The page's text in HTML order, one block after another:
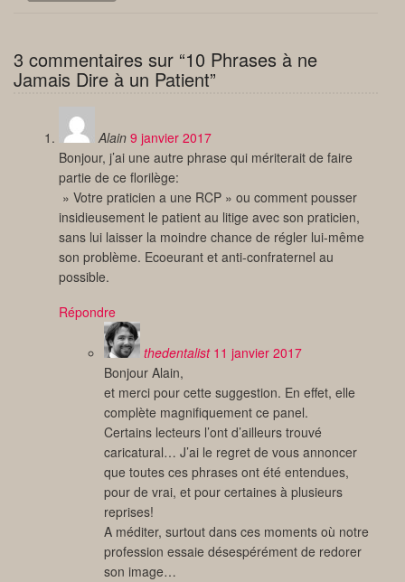
3 commentaires sur “10 Phrases à ne
Jamais Dire à un Patient”
Alain 9 janvier 2017
Bonjour, j’ai une autre phrase qui mériterait de faire
partie de ce florilège:
» Votre praticien a une RCP » ou comment pousser
insidieusement le patient au litige avec son praticien,
sans lui laisser la moindre chance de régler lui-même
son problème. Ecoeurant et anti-confraternel au
possible.
Répondre
thedentalist 11 janvier 2017
Bonjour Alain,
et merci pour cette suggestion. En effet, elle
complète magnifiquement ce panel.
Certains lecteurs l’ont d’ailleurs trouvé
caricatural… J’ai le regret de vous annoncer
que toutes ces phrases ont été entendues,
pour de vrai, et pour certaines à plusieurs
reprises!
A méditer, surtout dans ces moments où notre
profession essaie désespérément de redorer
son image…